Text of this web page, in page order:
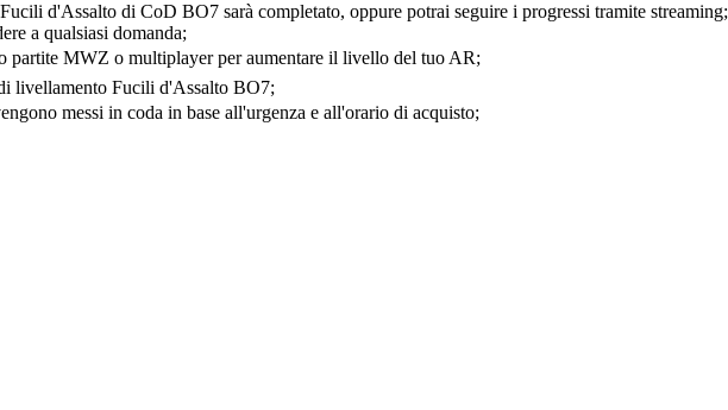
d'Assalto di CoD BO7 sarà completato, oppure potrai seguire i progressi tramite streaming;
a qualsiasi domanda;
partite MWZ o multiplayer per aumentare il livello del tuo AR;
livellamento Fucili d'Assalto BO7;
messi in coda in base all'urgenza e all'orario di acquisto;